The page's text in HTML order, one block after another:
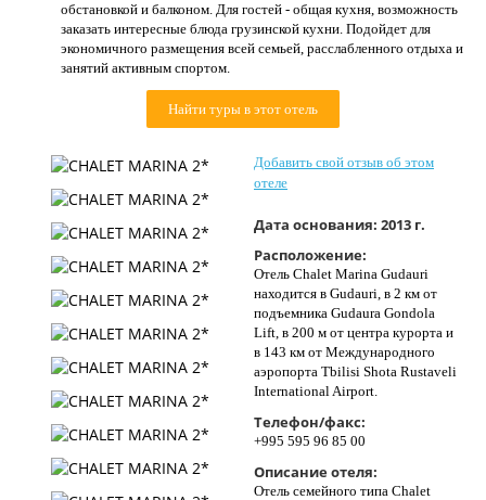
О нас
Контакты
обстановкой и балконом. Для гостей - общая кухня, возможность
заказать интересные блюда грузинской кухни. Подойдет для
экономичного размещения всей семьей, расслабленного отдыха и
занятий активным спортом.
Найти туры в этот отель
Добавить свой отзыв об этом
отеле
Дата основания: 2013 г.
Расположение:
Отель Chalet Marina Gudauri
находится в Gudauri, в 2 км от
подъемника Gudaura Gondola
Lift, в 200 м от центра курорта и
в 143 км от Международного
аэропорта Tbilisi Shota Rustaveli
International Airport.
Телефон/факс:
+995 595 96 85 00
Описание отеля:
Отель семейного типа Chalet